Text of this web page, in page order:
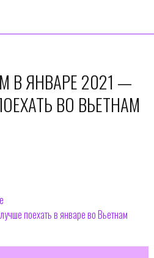
В ЯНВАРЕ 2021 —
ВО ВЬЕТНАМ
поехать в январе во Вьетнам